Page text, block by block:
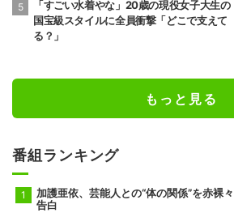
「すごい水着やな」20歳の現役女子大生の
国宝級スタイルに全員衝撃「どこで支えて
る？」
もっと見る
番組ランキング
加護亜依、芸能人との“体の関係”を赤裸々
告白